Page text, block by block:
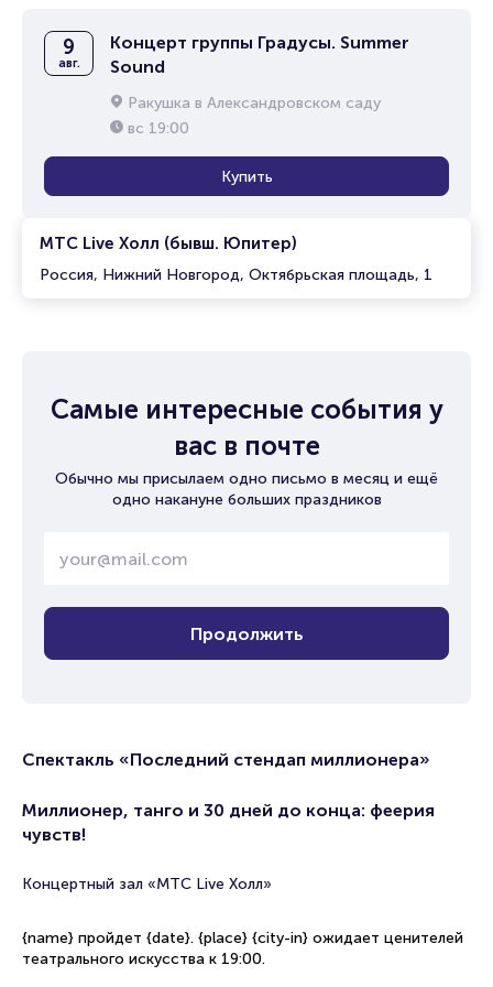
МТС Live Холл (бывш. Юпитер)
Россия, Нижний Новгород, Октябрьская площадь, 1
9
авг.
Концерт группы Градусы. Summer
Sound
Ракушка в Александровском саду
вс 19:00
Купить
Самые интересные события у
вас в почте
Обычно мы присылаем одно письмо в месяц и ещё
одно накануне больших праздников
Продолжить
Спектакль «Последний стендап миллионера»
Миллионер, танго и 30 дней до конца: феерия
чувств!
Концертный зал «МТС Live Холл»
{name} пройдет {date}. {place} {city-in} ожидает ценителей
театрального искусства к 19:00.